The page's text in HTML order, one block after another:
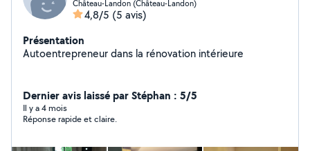
Château-Landon (Château-Landon)
4,8/5 (5 avis)
Présentation
Autoentrepreneur dans la rénovation intérieure
Dernier avis laissé par Stéphan : 5/5
Il y a 4 mois
Réponse rapide et claire.